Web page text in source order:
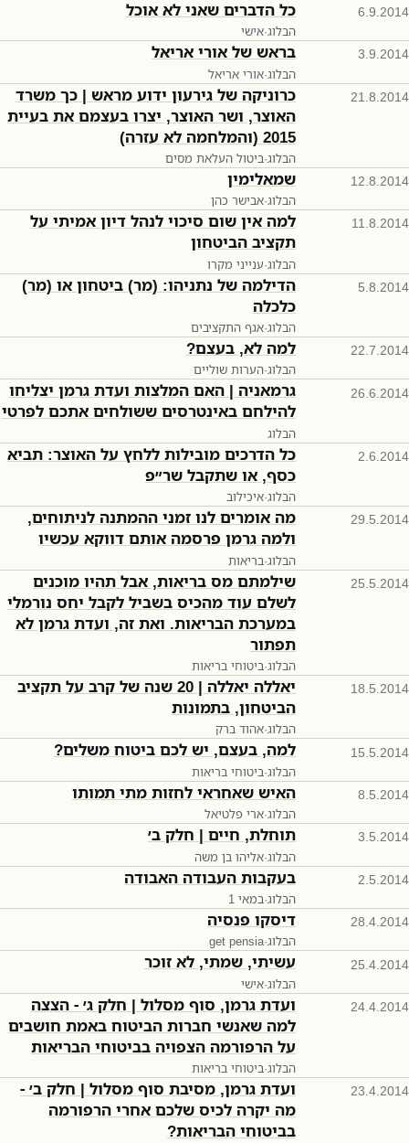
6.9.2014 כל הדברים שאני לא אוכל
הבלוג·אישי
3.9.2014 בראש של אורי אריאל
הבלוג·אורי אריאל
21.8.2014
כרוניקה של גירעון ידוע מראש | כך משרד
האוצר, ושר האוצר, יצרו בעצמם את בעיית
2015 (והמלחמה לא עזרה)
הבלוג·ביטול העלאת מסים
12.8.2014 שמאלימין
הבלוג·אבישר כהן
11.8.2014
למה אין שום סיכוי לנהל דיון אמיתי על
תקציב הביטחון
הבלוג·ענייני מקרו
5.8.2014
הדילמה של נתניהו: (מר) ביטחון או (מר)
כלכלה
הבלוג·אגף התקציבים
22.7.2014 למה לא, בעצם?
הבלוג·הערות שוליים
26.6.2014
גרמאניה | האם המלצות ועדת גרמן יצליחו
להילחם באינטרסים ששולחים אתכם לפרטי
הבלוג
2.6.2014
כל הדרכים מובילות ללחץ על האוצר: תביא
כסף, או שתקבל שר״פ
הבלוג·איכילוב
29.5.2014
מה אומרים לנו זמני ההמתנה לניתוחים,
ולמה גרמן פרסמה אותם דווקא עכשיו
הבלוג·בריאות
25.5.2014
שילמתם מס בריאות, אבל תהיו מוכנים
לשלם עוד מהכיס בשביל לקבל יחס נורמלי
במערכת הבריאות. ואת זה, ועדת גרמן לא
תפתור
הבלוג·ביטוחי בריאות
18.5.2014
יאללה יאללה | 20 שנה של קרב על תקציב
הביטחון, בתמונות
הבלוג·אהוד ברק
15.5.2014 למה, בעצם, יש לכם ביטוח משלים?
הבלוג·ביטוחי בריאות
8.5.2014 האיש שאחראי לחזות מתי תמותו
הבלוג·ארי פלטיאל
3.5.2014 תוחלת, חיים | חלק ב׳
הבלוג·אליהו בן משה
2.5.2014 בעקבות העבודה האבודה
הבלוג·1 במאי
28.4.2014 דיסקו פנסיה
הבלוג·
get pensia
25.4.2014 עשיתי, שמתי, לא זוכר
הבלוג·אישי
24.4.2014
ועדת גרמן, סוף מסלול | חלק ג׳ - הצצה
למה שאנשי חברות הביטוח באמת חושבים
על הרפורמה הצפויה בביטוחי הבריאות
הבלוג·ביטוחי בריאות
23.4.2014
ועדת גרמן, מסיבת סוף מסלול | חלק ב׳ -
מה יקרה לכיס שלכם אחרי הרפורמה
בביטוחי הבריאות?